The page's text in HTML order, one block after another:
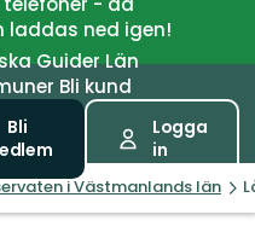
laddas ned igen!
GuiderLän
Bli kund
Bli
Logga
in
i Västmanlands län